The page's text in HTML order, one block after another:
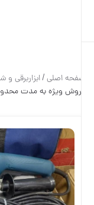
و شارژی /پرشین ابزار/